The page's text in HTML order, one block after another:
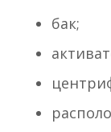
бак;